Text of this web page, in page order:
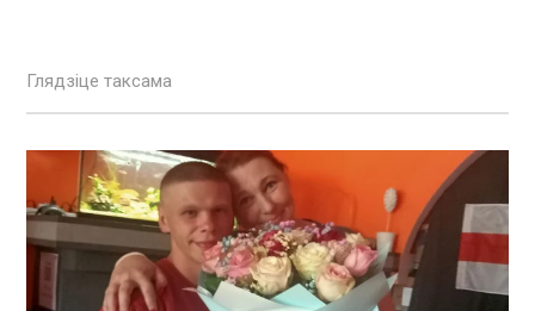
Глядзіце таксама